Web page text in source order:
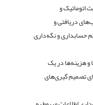
اتوماتیک و
دریافتی و
حسابداری و نگه‌داری
و هزینه‌ها در یک
تصمیم گیری‌های